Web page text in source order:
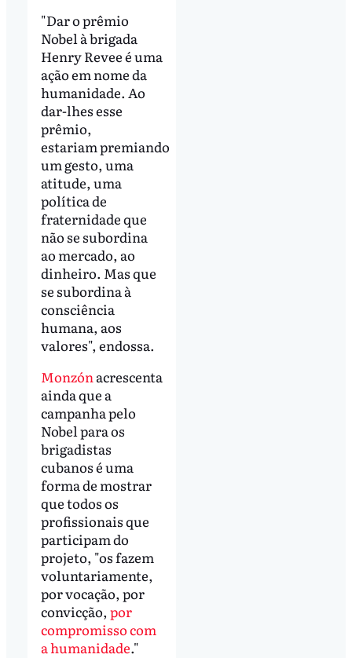
"Dar o prêmio
Nobel à brigada
Henry Revee é uma
ação em nome da
humanidade. Ao
dar-lhes esse
prêmio,
estariam premiando
um gesto, uma
atitude, uma
política de
fraternidade que
não se subordina
ao mercado, ao
dinheiro. Mas que
se subordina à
consciência
humana, aos
valores", endossa.
Monzón acrescenta
ainda que a
campanha pelo
Nobel para os
brigadistas
cubanos é uma
forma de mostrar
que todos os
profissionais que
participam do
projeto, "os fazem
voluntariamente,
por vocação, por
convicção, por
compromisso com
a humanidade."